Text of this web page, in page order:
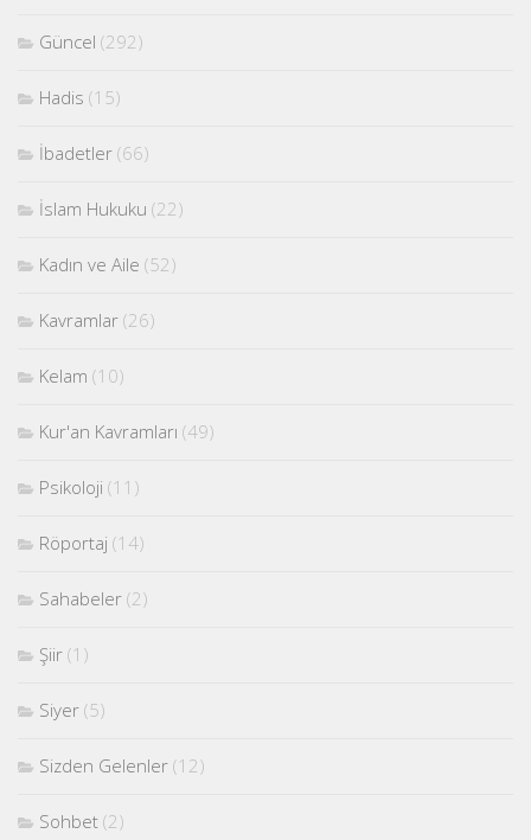
Güncel (292)
Hadis (15)
İbadetler (66)
İslam Hukuku (22)
Kadın ve Aile (52)
Kavramlar (26)
Kelam (10)
Kur'an Kavramları (49)
Psikoloji (11)
Röportaj (14)
Sahabeler (2)
Şiir (1)
Siyer (5)
Sizden Gelenler (12)
Sohbet (2)